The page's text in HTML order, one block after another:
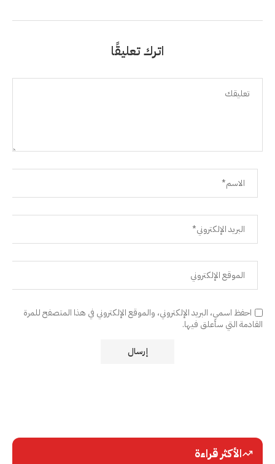
اترك تعليقًا
احفظ اسمي، البريد الإلكتروني، والموقع الإلكتروني في هذا المتصفح للمرة
القادمة التي سأعلق فيها.
الأكثر قراءة